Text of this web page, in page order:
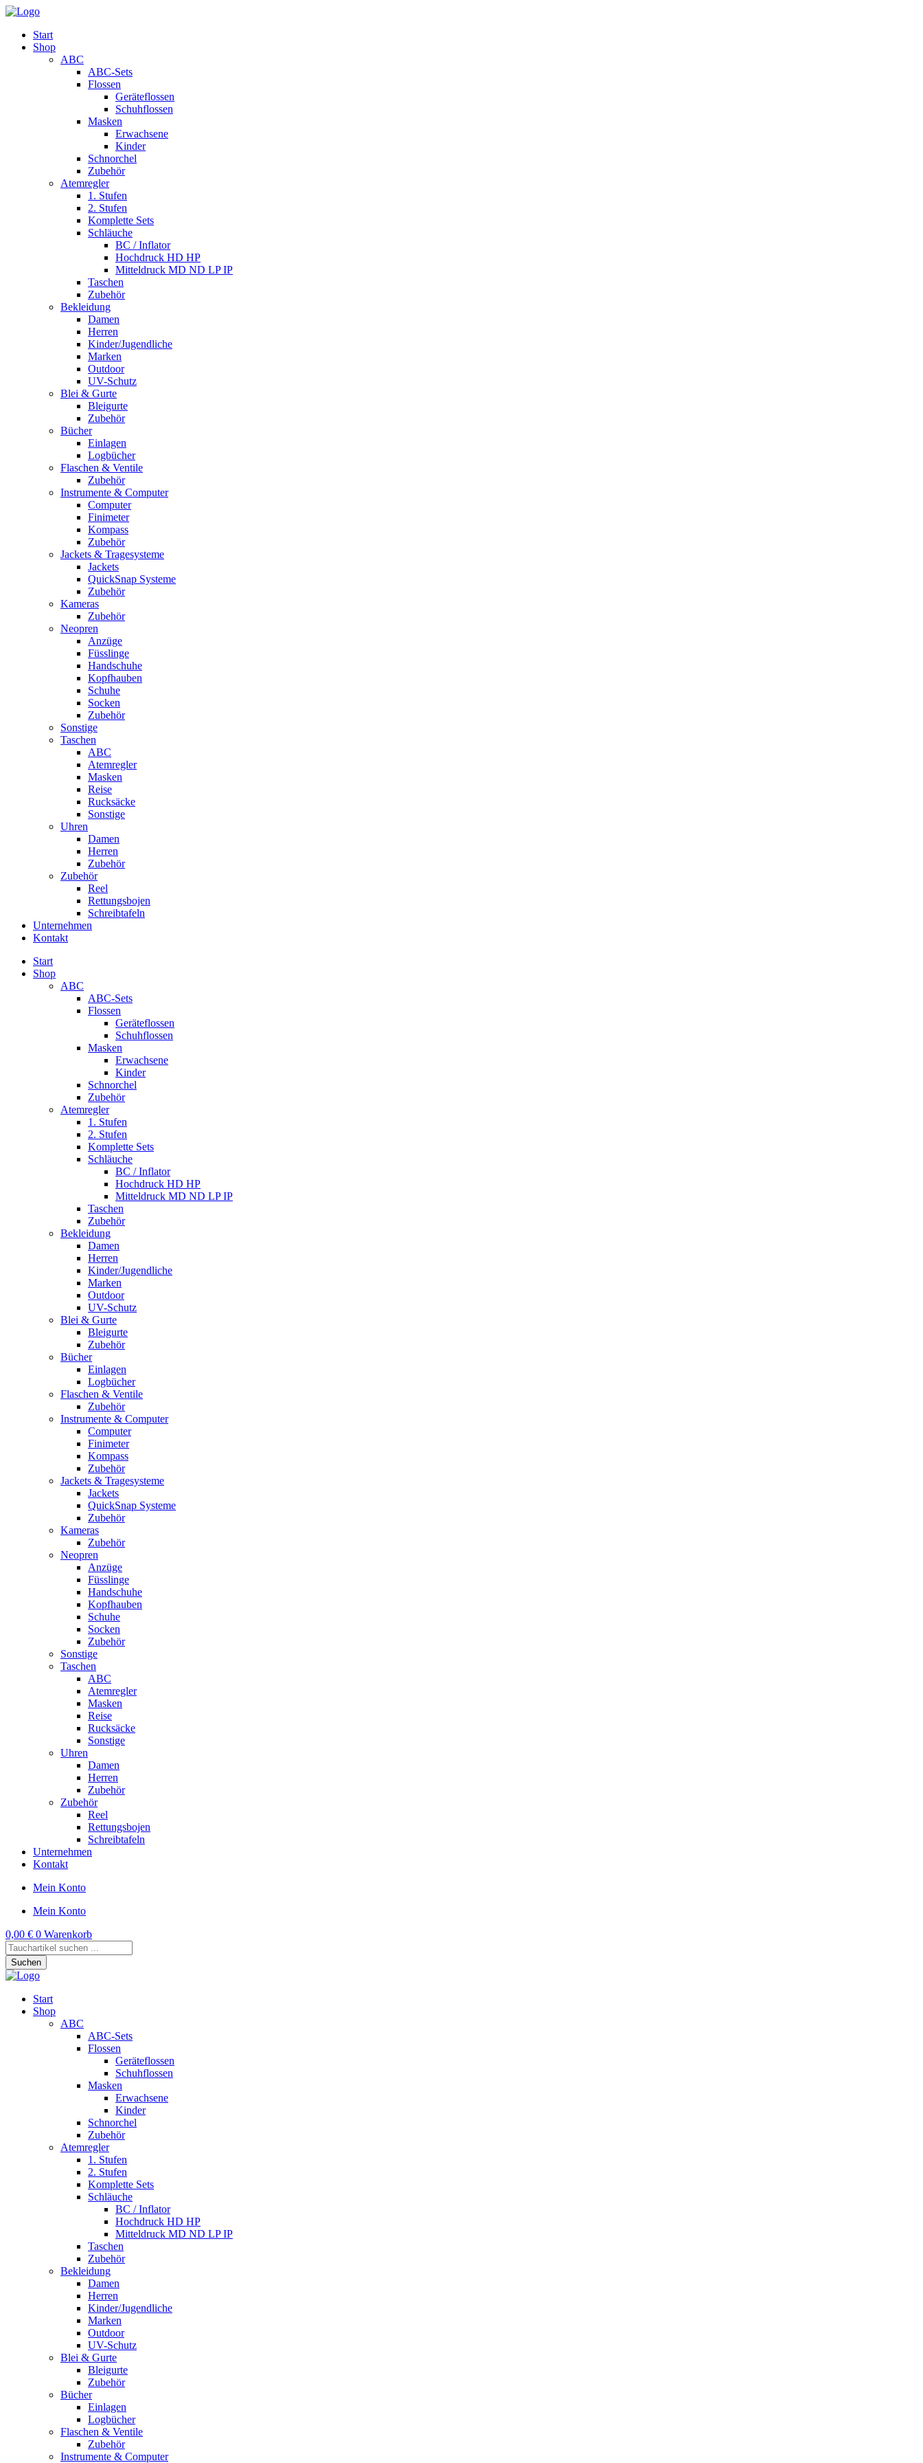
Start
Shop
ABC
ABC-Sets
Flossen
Geräteflossen
Schuhflossen
Masken
Erwachsene
Kinder
Schnorchel
Zubehör
Atemregler
1. Stufen
2. Stufen
Komplette Sets
Schläuche
BC / Inflator
Hochdruck HD HP
Mitteldruck MD ND LP IP
Taschen
Zubehör
Bekleidung
Damen
Herren
Kinder/Jugendliche
Marken
Outdoor
UV-Schutz
Blei & Gurte
Bleigurte
Zubehör
Bücher
Einlagen
Logbücher
Flaschen & Ventile
Zubehör
Instrumente & Computer
Computer
Finimeter
Kompass
Zubehör
Jackets & Tragesysteme
Jackets
QuickSnap Systeme
Zubehör
Kameras
Zubehör
Neopren
Anzüge
Füsslinge
Handschuhe
Kopfhauben
Schuhe
Socken
Zubehör
Sonstige
Taschen
ABC
Atemregler
Masken
Reise
Rucksäcke
Sonstige
Uhren
Damen
Herren
Zubehör
Zubehör
Reel
Rettungsbojen
Schreibtafeln
Unternehmen
Kontakt
Start
Shop
ABC
ABC-Sets
Flossen
Geräteflossen
Schuhflossen
Masken
Erwachsene
Kinder
Schnorchel
Zubehör
Atemregler
1. Stufen
2. Stufen
Komplette Sets
Schläuche
BC / Inflator
Hochdruck HD HP
Mitteldruck MD ND LP IP
Taschen
Zubehör
Bekleidung
Damen
Herren
Kinder/Jugendliche
Marken
Outdoor
UV-Schutz
Blei & Gurte
Bleigurte
Zubehör
Bücher
Einlagen
Logbücher
Flaschen & Ventile
Zubehör
Instrumente & Computer
Computer
Finimeter
Kompass
Zubehör
Jackets & Tragesysteme
Jackets
QuickSnap Systeme
Zubehör
Kameras
Zubehör
Neopren
Anzüge
Füsslinge
Handschuhe
Kopfhauben
Schuhe
Socken
Zubehör
Sonstige
Taschen
ABC
Atemregler
Masken
Reise
Rucksäcke
Sonstige
Uhren
Damen
Herren
Zubehör
Zubehör
Reel
Rettungsbojen
Schreibtafeln
Unternehmen
Kontakt
Mein Konto
Mein Konto
0,00 € 0 Warenkorb
Products
search
Suchen
Start
Shop
ABC
ABC-Sets
Flossen
Geräteflossen
Schuhflossen
Masken
Erwachsene
Kinder
Schnorchel
Zubehör
Atemregler
1. Stufen
2. Stufen
Komplette Sets
Schläuche
BC / Inflator
Hochdruck HD HP
Mitteldruck MD ND LP IP
Taschen
Zubehör
Bekleidung
Damen
Herren
Kinder/Jugendliche
Marken
Outdoor
UV-Schutz
Blei & Gurte
Bleigurte
Zubehör
Bücher
Einlagen
Logbücher
Flaschen & Ventile
Zubehör
Instrumente & Computer